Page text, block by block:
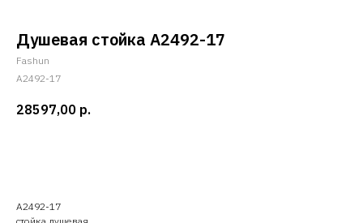
Душевая стойка A2492-17
Fashun
A2492-17
28597,00 р.
A2492-17